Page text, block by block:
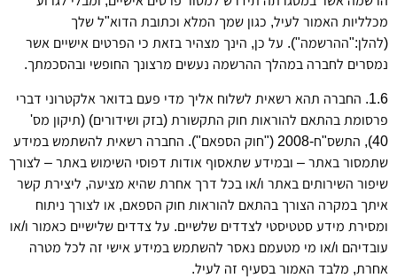
מכלליות האמור לעיל, כגון שמך המלא וכתובת הדוא"ל שלך
(להלן:"ההרשמה"). על כן, הינך מצהיר בזאת כי הפרטים אישיים אשר
נמסרים לחברה במהלך ההרשמה נעשים מרצונך החופשי ובהסכמתך.
1.6. החברה תהא רשאית לשלוח אליך מדי פעם בדואר אלקטרוני דברי
פרסומת בהתאם להוראות חוק התקשורת (בזק ושידורים) (תיקון מס'
40), התשס"ח-2008 ("חוק הספאם"). החברה רשאית להשתמש במידע
שתמסור באתר – ובמידע שתאסוף אודות דפוסי השימוש באתר – לצורך
שיפור השירותים באתר ו/או בכל דרך אחרת שהיא מציעה, ליצירת קשר
איתך במקרה הצורך בהתאם להוראות חוק הספאם, או לצורך ניתוח
ומסירת מידע סטטיסטי לצדדים שלשיים. על צדדים שלישיים כאמור ו/או
עובדיהם ו/או מי מטעמם נאסר להשתמש במידע אישי זה לכל מטרה
אחרת, מלבד האמור בסעיף זה לעיל.